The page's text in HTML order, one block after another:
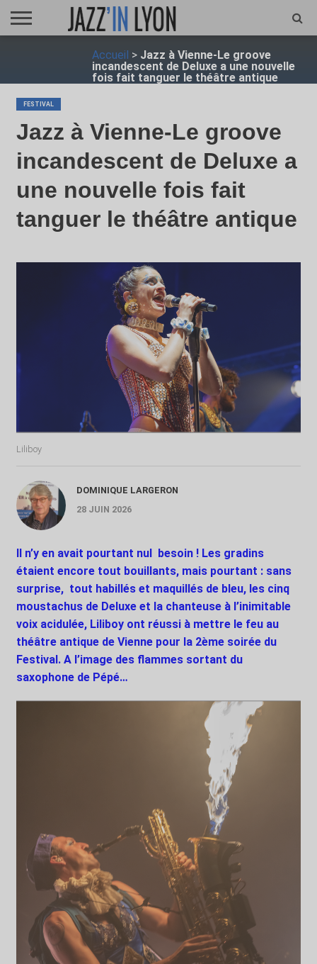
Accueil > Jazz à Vienne-Le groove
incandescent de Deluxe a une nouvelle
fois fait tanguer le théâtre antique
FESTIVAL
Jazz à Vienne-Le groove
incandescent de Deluxe a
une nouvelle fois fait
tanguer le théâtre antique
Liliboy
DOMINIQUE LARGERON
28 JUIN 2026
Il n’y en avait pourtant nul
besoin ! Les gradins
étaient encore tout bouillants, mais pourtant : sans
surprise, tout habillés et maquillés de bleu, les cinq
moustachus de Deluxe et la chanteuse à l’inimitable
voix acidulée, Liliboy ont réussi à mettre le feu au
théâtre antique de Vienne pour la 2ème soirée du
Festival. A l’image des flammes sortant du
saxophone de Pépé…